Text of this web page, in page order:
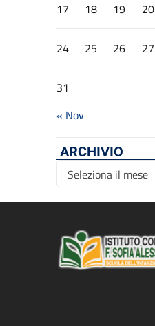
17 18 19 20
24 25 26 27
31
« Nov
ARCHIVIO
Archivio
Seleziona il mese